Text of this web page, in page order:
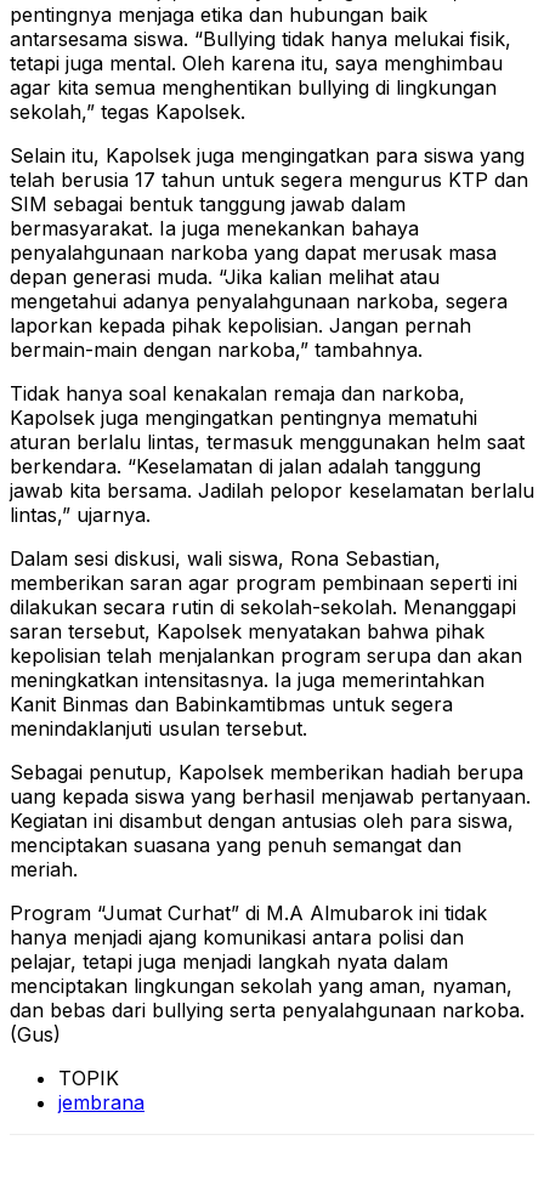
pentingnya menjaga etika dan hubungan baik
antarsesama siswa. “Bullying tidak hanya melukai fisik,
tetapi juga mental. Oleh karena itu, saya menghimbau
agar kita semua menghentikan bullying di lingkungan
sekolah,” tegas Kapolsek.
Selain itu, Kapolsek juga mengingatkan para siswa yang
telah berusia 17 tahun untuk segera mengurus KTP dan
SIM sebagai bentuk tanggung jawab dalam
bermasyarakat. Ia juga menekankan bahaya
penyalahgunaan narkoba yang dapat merusak masa
depan generasi muda. “Jika kalian melihat atau
mengetahui adanya penyalahgunaan narkoba, segera
laporkan kepada pihak kepolisian. Jangan pernah
bermain-main dengan narkoba,” tambahnya.
Tidak hanya soal kenakalan remaja dan narkoba,
Kapolsek juga mengingatkan pentingnya mematuhi
aturan berlalu lintas, termasuk menggunakan helm saat
berkendara. “Keselamatan di jalan adalah tanggung
jawab kita bersama. Jadilah pelopor keselamatan berlalu
lintas,” ujarnya.
Dalam sesi diskusi, wali siswa, Rona Sebastian,
memberikan saran agar program pembinaan seperti ini
dilakukan secara rutin di sekolah-sekolah. Menanggapi
saran tersebut, Kapolsek menyatakan bahwa pihak
kepolisian telah menjalankan program serupa dan akan
meningkatkan intensitasnya. Ia juga memerintahkan
Kanit Binmas dan Babinkamtibmas untuk segera
menindaklanjuti usulan tersebut.
Sebagai penutup, Kapolsek memberikan hadiah berupa
uang kepada siswa yang berhasil menjawab pertanyaan.
Kegiatan ini disambut dengan antusias oleh para siswa,
menciptakan suasana yang penuh semangat dan
meriah.
Program “Jumat Curhat” di M.A Almubarok ini tidak
hanya menjadi ajang komunikasi antara polisi dan
pelajar, tetapi juga menjadi langkah nyata dalam
menciptakan lingkungan sekolah yang aman, nyaman,
dan bebas dari bullying serta penyalahgunaan narkoba.
(Gus)
TOPIK
jembrana